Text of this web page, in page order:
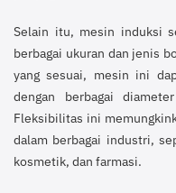
Selain itu, mesin induksi
berbagai ukuran dan jenis
yang sesuai, mesin ini
dengan berbagai
Fleksibilitas ini
dalam berbagai industri,
kosmetik, dan farmasi.